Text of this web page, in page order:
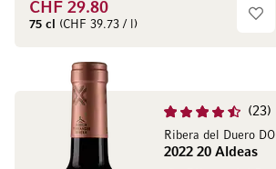
CHF 29.80
75 cl (CHF 39.73 / l)
23
Ribera del Duero DO
2022 20 Aldeas